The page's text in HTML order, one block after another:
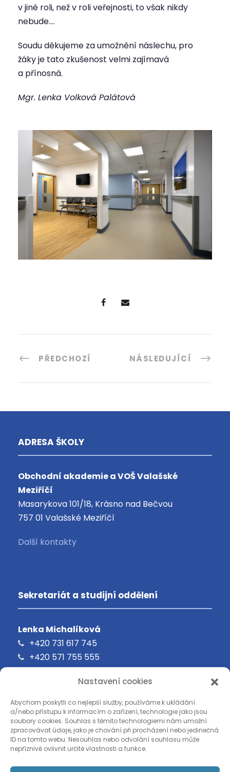
Nastavení cookies
Abychom poskytli co nejlepší služby, používáme k ukládání
a/nebo přístupu k informacím o zařízení, technologie jako jsou
soubory cookies. Souhlas s těmito technologiemi nám umožní
zpracovávat údaje, jako je chování při procházení nebo jedinečná
ID na tomto webu. Nesouhlas nebo odvolání souhlasu může
nepříznivě ovlivnit určité vlastnosti a funkce.
v jiné roli, než v roli veřejnosti, to však nikdy
nebude….
Soudu děkujeme za umožnění náslechu, pro
žáky je tato zkušenost velmi zajímavá
a přínosná.
Mgr. Lenka Volková Palátová
PŘEDCHOZÍ NÁSLEDUJÍCÍ
ADRESA ŠKOLY
Obchodní akademie a VOŠ Valašské
Meziříčí
Masarykova 101/18, Krásno nad Bečvou
757 01 Valašské Meziříčí
Další kontakty
Sekretariát a studijní oddělení
Lenka Michalíková
+420 731 617 745
+420 571 755 555
oavalmez@oavm.cz